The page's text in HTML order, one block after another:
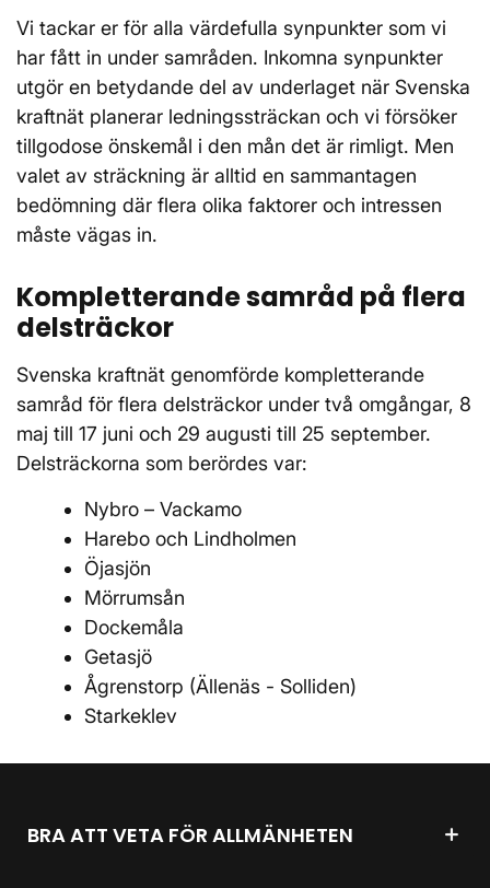
Vi tackar er för alla värdefulla synpunkter som vi
har fått in under samråden. Inkomna synpunkter
utgör en betydande del av underlaget när Svenska
kraftnät planerar ledningssträckan och vi försöker
tillgodose önskemål i den mån det är rimligt. Men
valet av sträckning är alltid en sammantagen
bedömning där flera olika faktorer och intressen
måste vägas in.
Kompletterande samråd på flera
delsträckor
Svenska kraftnät genomförde kompletterande
samråd för flera delsträckor under två omgångar, 8
maj till 17 juni och 29 augusti till 25 september.
Delsträckorna som berördes var:
Nybro – Vackamo
Harebo och Lindholmen
Öjasjön
Mörrumsån
Dockemåla
Getasjö
Ågrenstorp (Ällenäs - Solliden)
Starkeklev
BRA ATT VETA FÖR ALLMÄNHETEN